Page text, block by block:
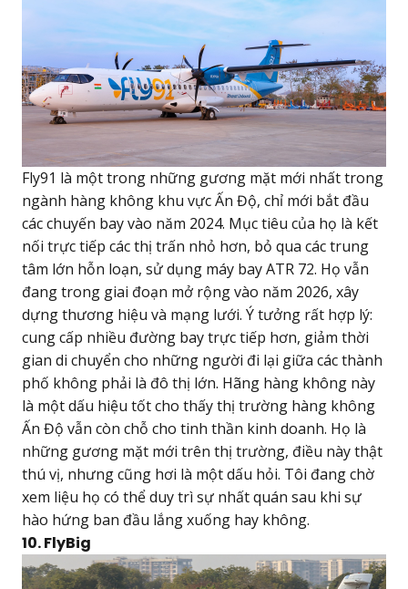
Fly91 là một trong những gương mặt mới nhất trong
ngành hàng không khu vực Ấn Độ, chỉ mới bắt đầu
các chuyến bay vào năm 2024. Mục tiêu của họ là kết
nối trực tiếp các thị trấn nhỏ hơn, bỏ qua các trung
tâm lớn hỗn loạn, sử dụng máy bay ATR 72. Họ vẫn
đang trong giai đoạn mở rộng vào năm 2026, xây
dựng thương hiệu và mạng lưới. Ý tưởng rất hợp lý:
cung cấp nhiều đường bay trực tiếp hơn, giảm thời
gian di chuyển cho những người đi lại giữa các thành
phố không phải là đô thị lớn. Hãng hàng không này
là một dấu hiệu tốt cho thấy thị trường hàng không
Ấn Độ vẫn còn chỗ cho tinh thần kinh doanh. Họ là
những gương mặt mới trên thị trường, điều này thật
thú vị, nhưng cũng hơi là một dấu hỏi. Tôi đang chờ
xem liệu họ có thể duy trì sự nhất quán sau khi sự
hào hứng ban đầu lắng xuống hay không.
10. FlyBig